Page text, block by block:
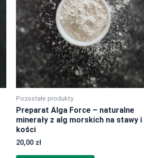
Pozostałe produkty
Preparat Alga Force – naturalne
minerały z alg morskich na stawy i
kości
20,00 zł
wariantów.
Opcje
można
wybrać
na
stronie
produktu